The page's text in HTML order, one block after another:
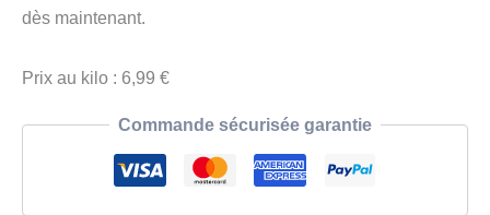
Semi-
Bio
dès maintenant.
Prix au kilo : 6,99 €
Commande sécurisée garantie